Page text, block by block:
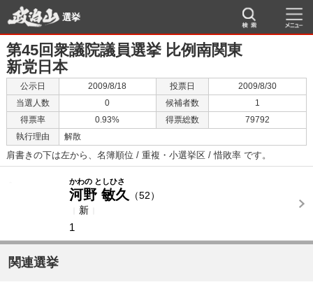
選挙
第45回衆議院議員選挙 比例南関東
新党日本
公示日 2009/8/18 投票日
2009/8/30
当選人数
0 候補者数
1
得票率
0.93% 得票総数
79792
執行理由
解散
肩書きの下は左から、名簿順位 / 重複・小選挙区 / 惜敗率 です。
かわの としひさ
河野 敏久
（52）
新
1
関連選挙